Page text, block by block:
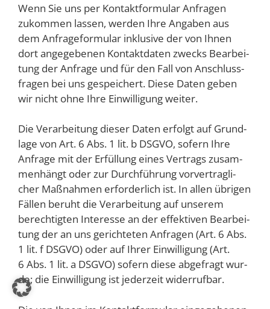
Wenn Sie uns per Kon­takt­for­mu­lar Anfra­gen
zukom­men las­sen, wer­den Ihre Anga­ben aus
dem Anfra­ge­for­mu­lar inklu­si­ve der von Ihnen
dort ange­ge­be­nen Kon­takt­da­ten zwecks Bear­bei­
tung der Anfra­ge und für den Fall von Anschluss­
fra­gen bei uns gespei­chert. Die­se Daten geben
wir nicht ohne Ihre Ein­wil­li­gung weiter.
Die Ver­ar­bei­tung die­ser Daten erfolgt auf Grund­
la­ge von Art. 6 Abs. 1 lit. b DSGVO, sofern Ihre
Anfra­ge mit der Erfül­lung eines Ver­trags zusam­
men­hängt oder zur Durch­füh­rung vor­ver­trag­li­
cher Maß­nah­men erfor­der­lich ist. In allen übri­gen
Fäl­len beruht die Ver­ar­bei­tung auf unse­rem
berech­tig­ten Inter­es­se an der effek­ti­ven Bear­bei­
tung der an uns gerich­te­ten Anfra­gen (Art. 6 Abs.
1 lit. f DSGVO) oder auf Ihrer Ein­wil­li­gung (Art.
6 Abs. 1 lit. a DSGVO) sofern die­se abge­fragt wur­
de; die Ein­wil­li­gung ist jeder­zeit widerrufbar.